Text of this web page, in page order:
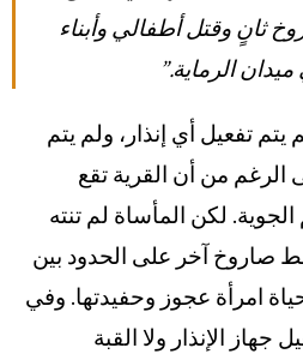
ثانٍ وقتل أطفالي وأبناء
الرماية.”
يتم تفعيل أي إنذار، ولم يتم
الرغم من أن القرية تقع
لكن المأساة لم تنته
صاروخ آخر على الحدود بين
امرأة عجوز وحفيدتها. وفي
جهاز الإنذار ولا القبة